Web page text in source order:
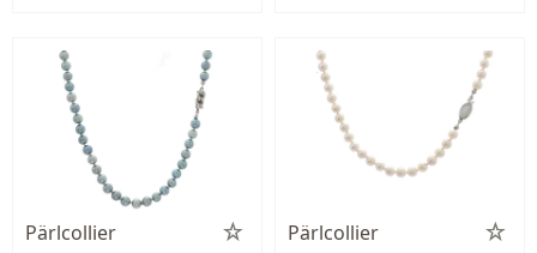
n inneslutning vid ytan samt m
indre nagg.
Pärlcollier Pärlcollier